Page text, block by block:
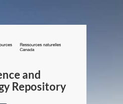
/
Canada
and
Repository